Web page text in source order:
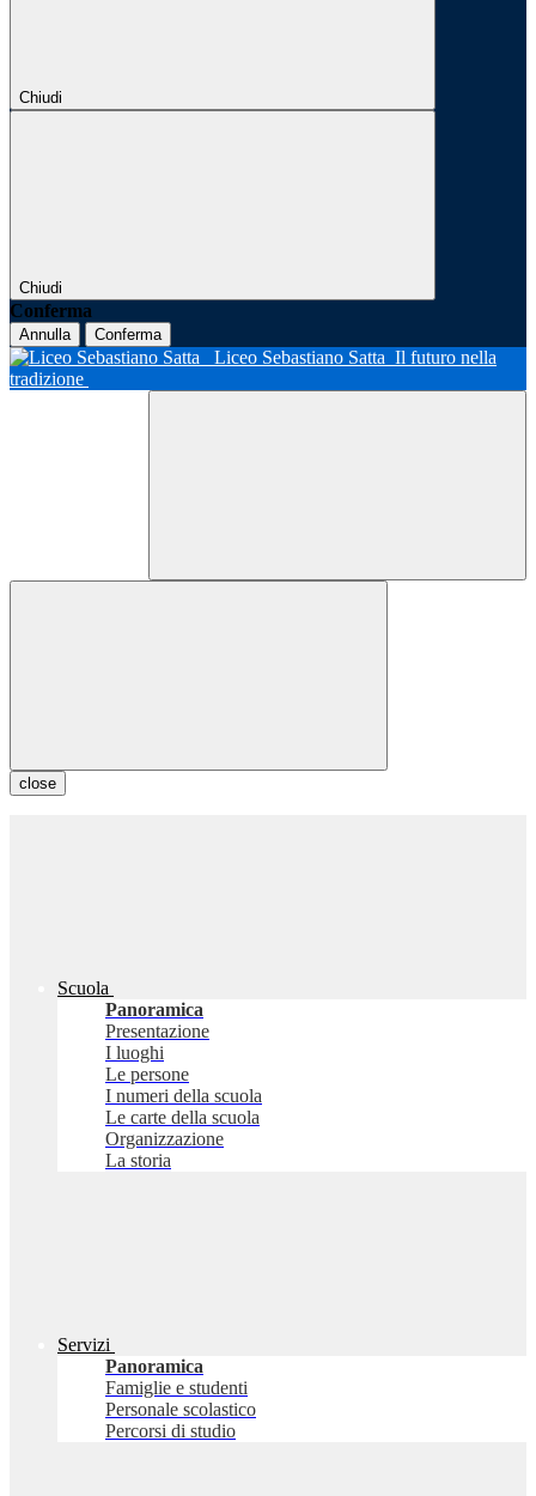
Chiudi
Chiudi
Conferma
Annulla Conferma
Liceo Sebastiano Satta Il futuro nella
tradizione
close
Scuola
Panoramica
Presentazione
I luoghi
Le persone
I numeri della scuola
Le carte della scuola
Organizzazione
La storia
Servizi
Panoramica
Famiglie e studenti
Personale scolastico
Percorsi di studio